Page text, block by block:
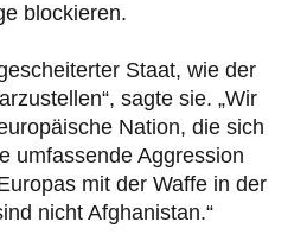
blockieren.
Staat, wie der
sagte sie. „Wir
Nation, die sich
umfassende Aggression
mit der Waffe in der
nicht Afghanistan.“